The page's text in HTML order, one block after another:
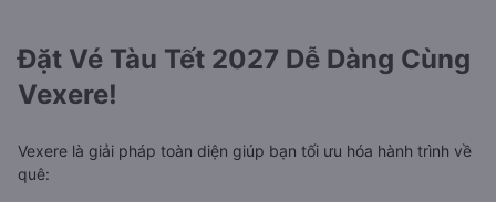
Đặt Vé Tàu Tết 2027 Dễ Dàng Cùng
Vexere!
Vexere là giải pháp toàn diện giúp bạn tối ưu hóa hành trình về
quê: